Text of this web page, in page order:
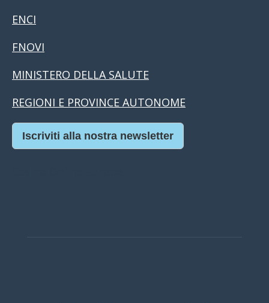
ENCI
FNOVI
MINISTERO DELLA SALUTE
REGIONI E PROVINCE AUTONOME
Iscriviti alla nostra newsletter